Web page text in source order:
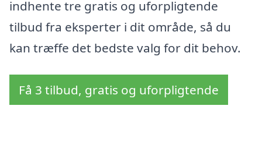
indhente tre gratis og uforpligtende
tilbud fra eksperter i dit område, så du
kan træffe det bedste valg for dit behov.
Få 3 tilbud, gratis og uforpligtende